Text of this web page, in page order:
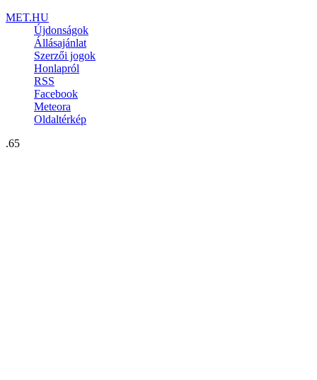
MET.HU
Újdonságok
Állásajánlat
Szerzői jogok
Honlapról
RSS
Facebook
Meteora
Oldaltérkép
.65